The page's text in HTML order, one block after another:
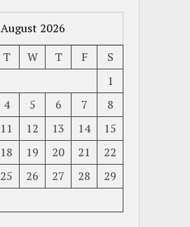
August 2026
T W T F
S
1
4 5 6 7
8
11 12 13 14
15
18 19 20 21
22
25 26 27 28
29